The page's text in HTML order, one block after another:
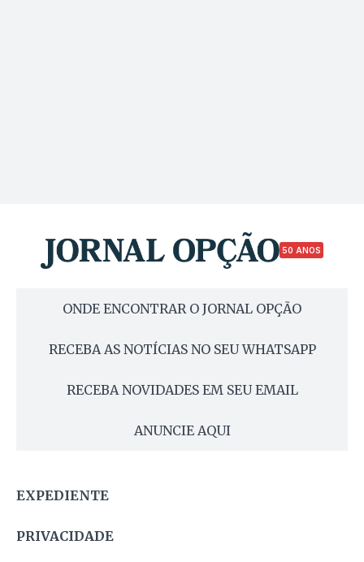
50 ANOS
ONDE ENCONTRAR O JORNAL OPÇÃO
RECEBA AS NOTÍCIAS NO SEU WHATSAPP
RECEBA NOVIDADES EM SEU EMAIL
ANUNCIE AQUI
EXPEDIENTE
PRIVACIDADE